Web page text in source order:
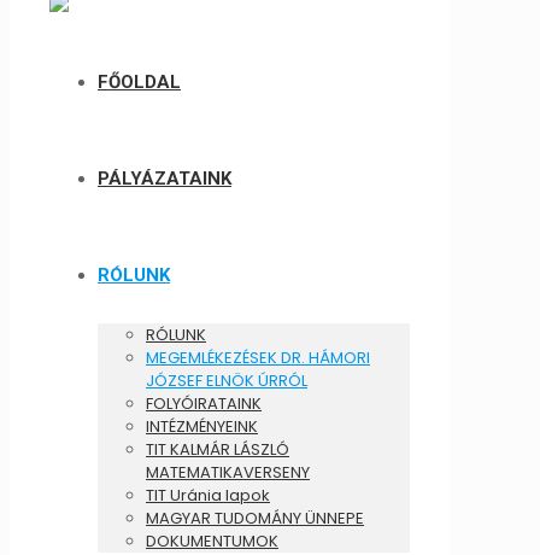
FŐOLDAL
PÁLYÁZATAINK
RÓLUNK
RÓLUNK
MEGEMLÉKEZÉSEK DR. HÁMORI
JÓZSEF ELNÖK ÚRRÓL
FOLYÓIRATAINK
INTÉZMÉNYEINK
TIT KALMÁR LÁSZLÓ
MATEMATIKAVERSENY
TIT Uránia lapok
MAGYAR TUDOMÁNY ÜNNEPE
DOKUMENTUMOK